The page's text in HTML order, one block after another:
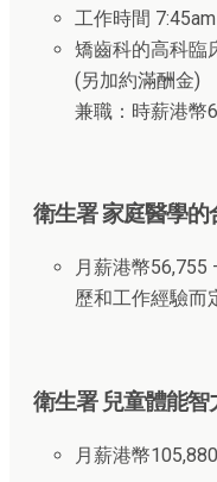
工作時間
矯齒科的高科臨
(另加約滿酬金)
兼職：時薪港幣
衛生署 家庭醫學的
月薪港幣56,755
歷和工作經驗而
衛生署 兒童體能
月薪港幣